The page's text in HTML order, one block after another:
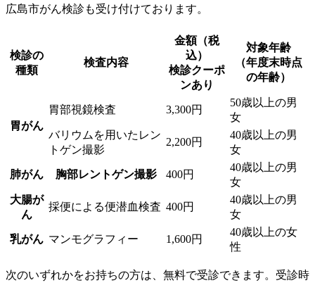
広島市がん検診も受け付けております。
検診の
種類
検査内容
金額（税
込）
検診クーポ
ンあり
対象年齢
（年度末時点
の年齢）
胃がん
胃部視鏡検査 3,300円
50歳以上の男
女
バリウムを用いたレン
トゲン撮影
2,200円
40歳以上の男
女
肺がん 胸部レントゲン撮影 400円
40歳以上の男
女
大腸が
ん
採便による便潜血検査 400円
40歳以上の男
女
乳がん マンモグラフィー 1,600円
40歳以上の女
性
次のいずれかをお持ちの方は、無料で受診できます。受診時